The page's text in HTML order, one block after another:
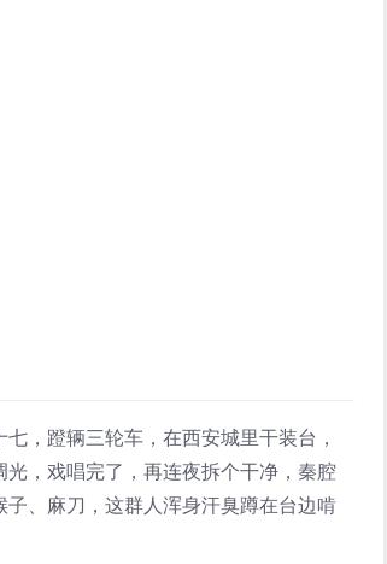
，蹬辆三轮车，在西安城里干装台，
，戏唱完了，再连夜拆个干净，秦腔
、麻刀，这群人浑身汗臭蹲在台边啃